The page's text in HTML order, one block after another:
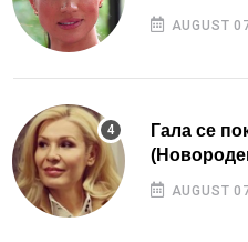
AUGUST
Гала се
AUGUST